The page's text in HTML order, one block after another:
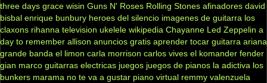
three days grace wisin Guns N' Roses Rolling Stones afinadores david
bisbal enrique bunbury heroes del silencio imagenes de guitarra los
claxons rihanna television ukelele wikipedia Chayanne Led Zeppelin a
day to remember allison anuncios gratis aprender tocar guitarra ariana
grande banda el limon carla morrison carlos vives el komander fender
gian marco guitarras electricas juegos juegos de pianos la adictiva los
bunkers marama no te va a gustar piano virtual remmy valenzuela